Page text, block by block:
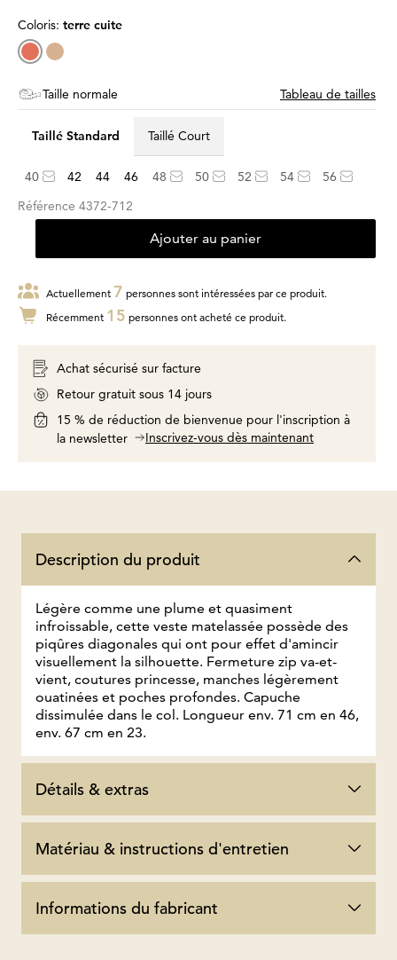
Coloris: terre cuite
Taille normale Tableau de tailles
Taillé Standard Taillé Court
40 42 44 46 48 50 52 54
56
Référence 4372-712
Ajouter au panier
Actuellement 7 personnes sont intéressées par ce produit.
Récemment 15 personnes ont acheté ce produit.
Achat sécurisé sur facture
Retour gratuit sous 14 jours
15 % de réduction de bienvenue pour l'inscription à
la newsletter
Inscrivez-vous dès maintenant
Description du produit
Légère comme une plume et quasiment
infroissable, cette veste matelassée possède des
piqûres diagonales qui ont pour effet d'amincir
visuellement la silhouette. Fermeture zip va-et-
vient, coutures princesse, manches légèrement
ouatinées et poches profondes. Capuche
dissimulée dans le col. Longueur env. 71 cm en 46,
env. 67 cm en 23.
Détails & extras
Matériau & instructions d'entretien
Informations du fabricant